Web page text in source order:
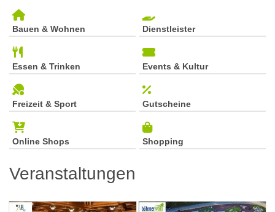
Bauen & Wohnen Dienstleister
Essen & Trinken Events & Kultur
Freizeit & Sport Gutscheine
Online Shops Shopping
Veranstaltungen